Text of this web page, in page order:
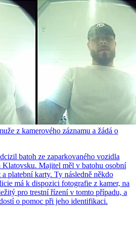
z kamerového záznamu a žádá o
batoh ze zaparkovaného vozidla
Klatovsku. Majitel měl v batohu osobní
platební karty. Ty následně někdo
má k dispozici fotografie z kamer, na
pro trestní řízení v tomto případu, a
o pomoc při jeho identifikaci.